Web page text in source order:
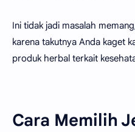
Ini tidak jadi masalah
karena takutnya Anda kaget
produk herbal terkait
Cara Memilih